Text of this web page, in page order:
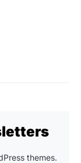
themes.